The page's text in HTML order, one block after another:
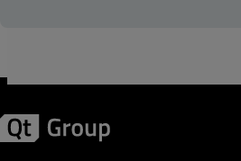
您从以下哪个渠道了解Qt Group